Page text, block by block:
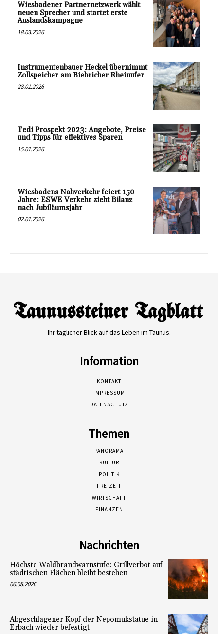
Wiesbadener Partnernetzwerk wählt
neuen Sprecher und startet erste
Auslandskampagne
18.03.2026
Instrumentenbauer Heckel übernimmt
Zollspeicher am Biebricher Rheinufer
28.01.2026
Tedi Prospekt 2023: Angebote, Preise
und Tipps für effektives Sparen
15.01.2026
Wiesbadens Nahverkehr feiert 150
Jahre: ESWE Verkehr zieht Bilanz
nach Jubiläumsjahr
02.01.2026
Ihr täglicher Blick auf das Leben im Taunus.
Information
KONTAKT
IMPRESSUM
DATENSCHUTZ
Themen
PANORAMA
KULTUR
POLITIK
FREIZEIT
WIRTSCHAFT
FINANZEN
Nachrichten
Höchste Waldbrandwarnstufe: Grillverbot auf
städtischen Flächen bleibt bestehen
06.08.2026
Abgeschlagener Kopf der Nepomukstatue in
Erbach wieder befestigt